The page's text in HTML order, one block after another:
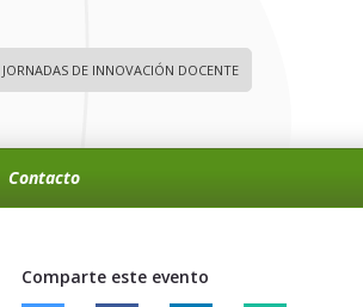
Contacto
JORNADAS DE INNOVACIÓN DOCENTE
Comparte este evento